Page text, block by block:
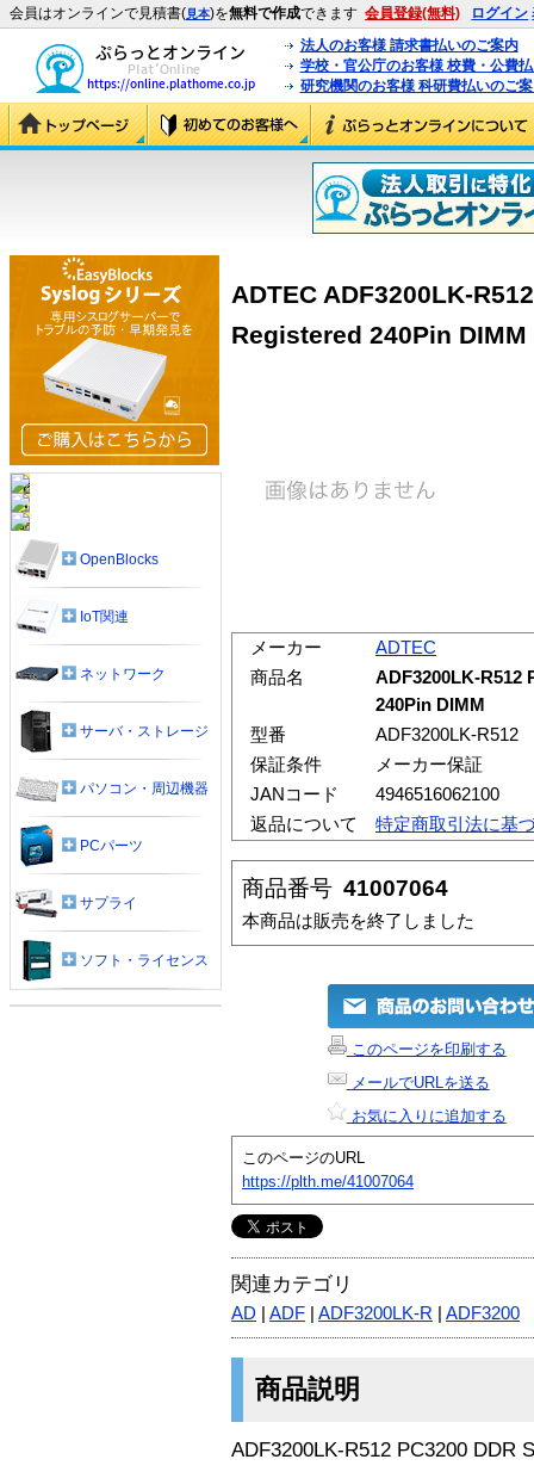
会員はオンラインで見積書(見本)を無料で作成できます 会員登録(無料) ログイン
法人のお客様 請求書払いのご案内
学校・官公庁のお客様 校費・公費
研究機関のお客様 科研費払いのご
ADTEC ADF3200LK-
Registered 240Pin
メーカー
ADTEC
商品名
ADF3200LK-R512
240Pin DIMM
型番
ADF3200LK-R512
保証条件
メーカー保証
JANコード
4946516062100
返品について
特定商取引法に基
商品番号 41007064
本商品は販売を終了しました
このページを印刷する
メールでURLを送る
お気に入りに追加する
このページのURL
https://plth.me/41007064
関連カテゴリ
AD ADF ADF3200LK-R ADF3200
商品説明
ADF3200LK-R512 PC3200 DDR
OpenBlocks
IoT関連
ネットワーク
サーバ・ストレージ
パソコン・周辺機器
PCパーツ
サプライ
ソフト・ライセンス